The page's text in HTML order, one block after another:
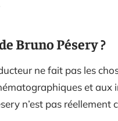
Bruno Pésery ?
ne fait pas les
et aux
n’est pas réellement